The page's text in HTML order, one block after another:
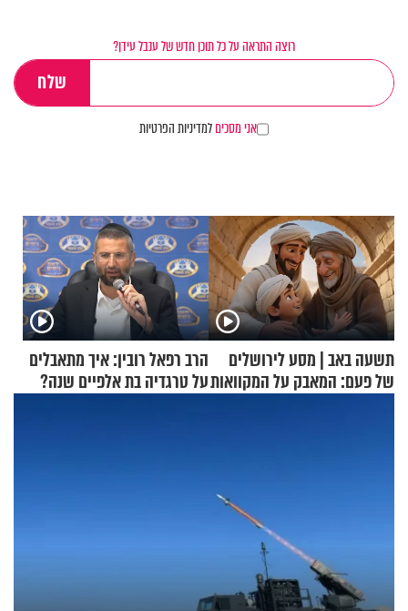
רוצה התראה על כל תוכן חדש של ענבל עידן?
אני מסכיםלמדיניות הפרטיות
תשעה באב | מסע לירושלים
של פעם: המאבק על המקוואות
הרב רפאל רובין: איך מתאבלים
על טרגדיה בת אלפיים שנה?